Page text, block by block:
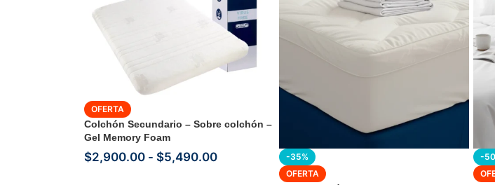
OFERTA
Colchón Secundario – Sobre colchón –
Gel Memory Foam
$2,900.00 - $5,490.00
-35%
OFERTA
-